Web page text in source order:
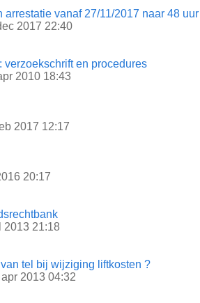
arrestatie vanaf 27/11/2017 naar 48 uur
2017 22:40
verzoekschrift en procedures
2010 18:43
2017 12:17
20:17
2013 21:18
tel bij wijziging liftkosten ?
2013 04:32